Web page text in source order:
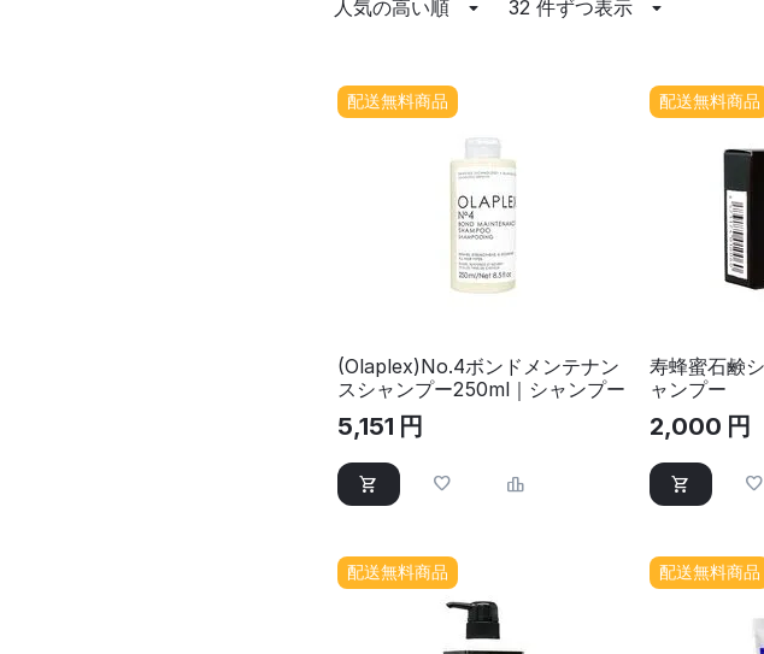
人気の高い順 32 件ずつ表示
配送無料商品
(Olaplex)No.4ボンドメンテナン
スシャンプー250ml｜シャンプー
5,151 円
配送無料商品
寿蜂蜜石鹸
ャンプー
2,000 円
配送無料商品 配送無料商品